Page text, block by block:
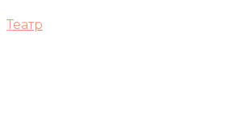
Театр